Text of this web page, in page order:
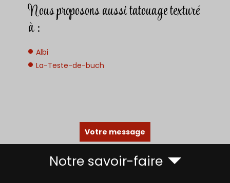
Nous proposons aussi tatouage texturé
à :
Albi
La-Teste-de-buch
Votre message
Notre savoir-faire